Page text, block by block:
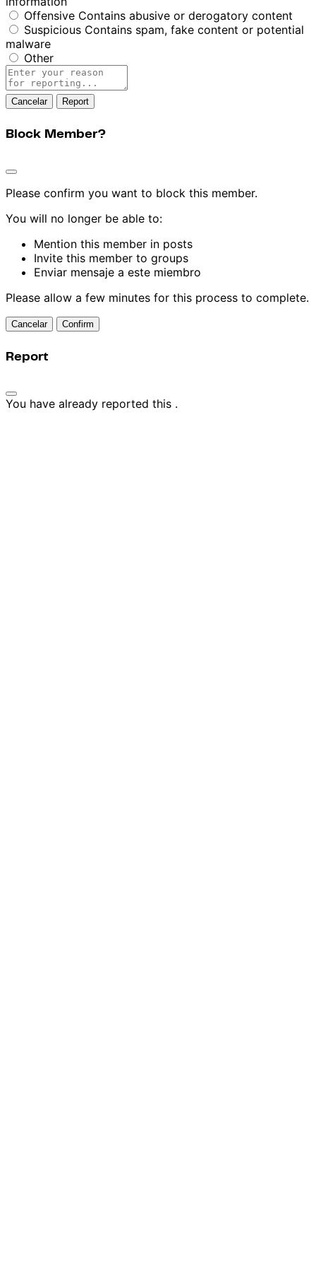
Offensive Contains abusive or derogatory content
Suspicious Contains spam, fake content or potential
malware
Other
Report
note
Report
Block Member?
Please confirm you want to block this member.
You will no longer be able to:
Mention this member in posts
Invite this member to groups
Enviar mensaje a este miembro
Please allow a few minutes for this process to complete.
Confirm
Report
You have already reported this .